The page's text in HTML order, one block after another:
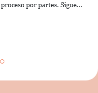
por partes. Sigue...